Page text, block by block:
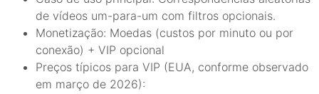
de vídeos um-para-um com filtros opcionais.
Monetização: Moedas (custos por minuto ou por
conexão) + VIP opcional
Preços típicos para VIP (EUA, conforme observado
em março de 2026):